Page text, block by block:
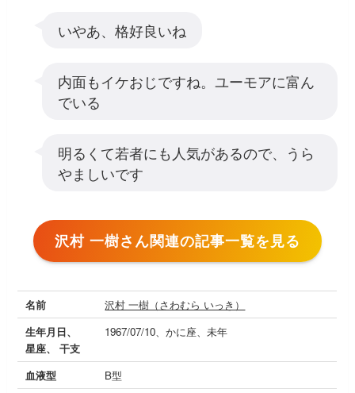
いやあ、格好良いね
内面もイケおじですね。ユーモアに富ん
でいる
明るくて若者にも人気があるので、うら
やましいです
沢村 一樹さん関連の記事一覧を見る
名前
沢村 一樹（さわむら いっき）
生年月日、
星座、 干支
1967/07/10、かに座、未年
血液型
B型